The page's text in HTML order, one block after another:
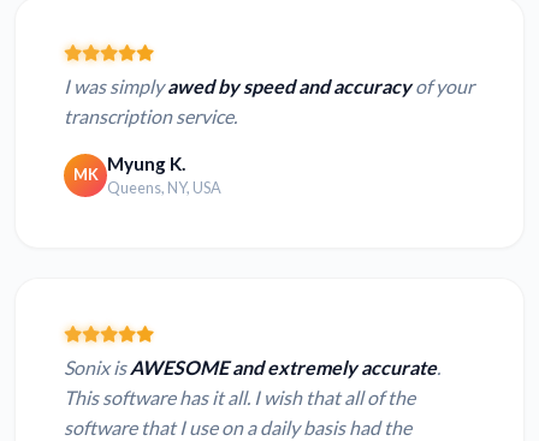
I was simplyawed by speed and accuracyof your
transcription service.
MK Myung K.
Queens, NY, USA
Sonix isAWESOME and extremely accurate.
This software has it all. I wish that all of the
software that I use on a daily basis had the